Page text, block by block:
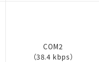
COM2
（38.4 kbps）